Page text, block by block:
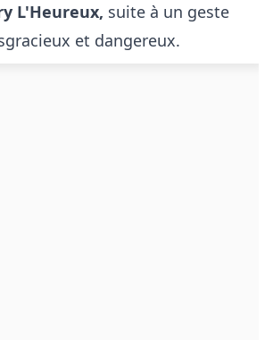
L'Heureux, suite à un geste
et dangereux.